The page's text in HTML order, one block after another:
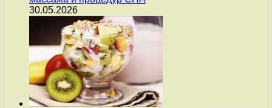
30.05.2026